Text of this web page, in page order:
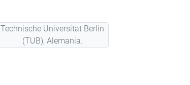
Technische Universität Berlin
(TUB), Alemania.